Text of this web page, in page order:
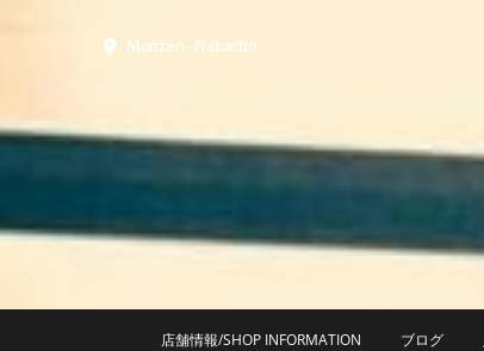
Monzen-Nakacho
店舗情報/SHOP INFORMATION ブログ